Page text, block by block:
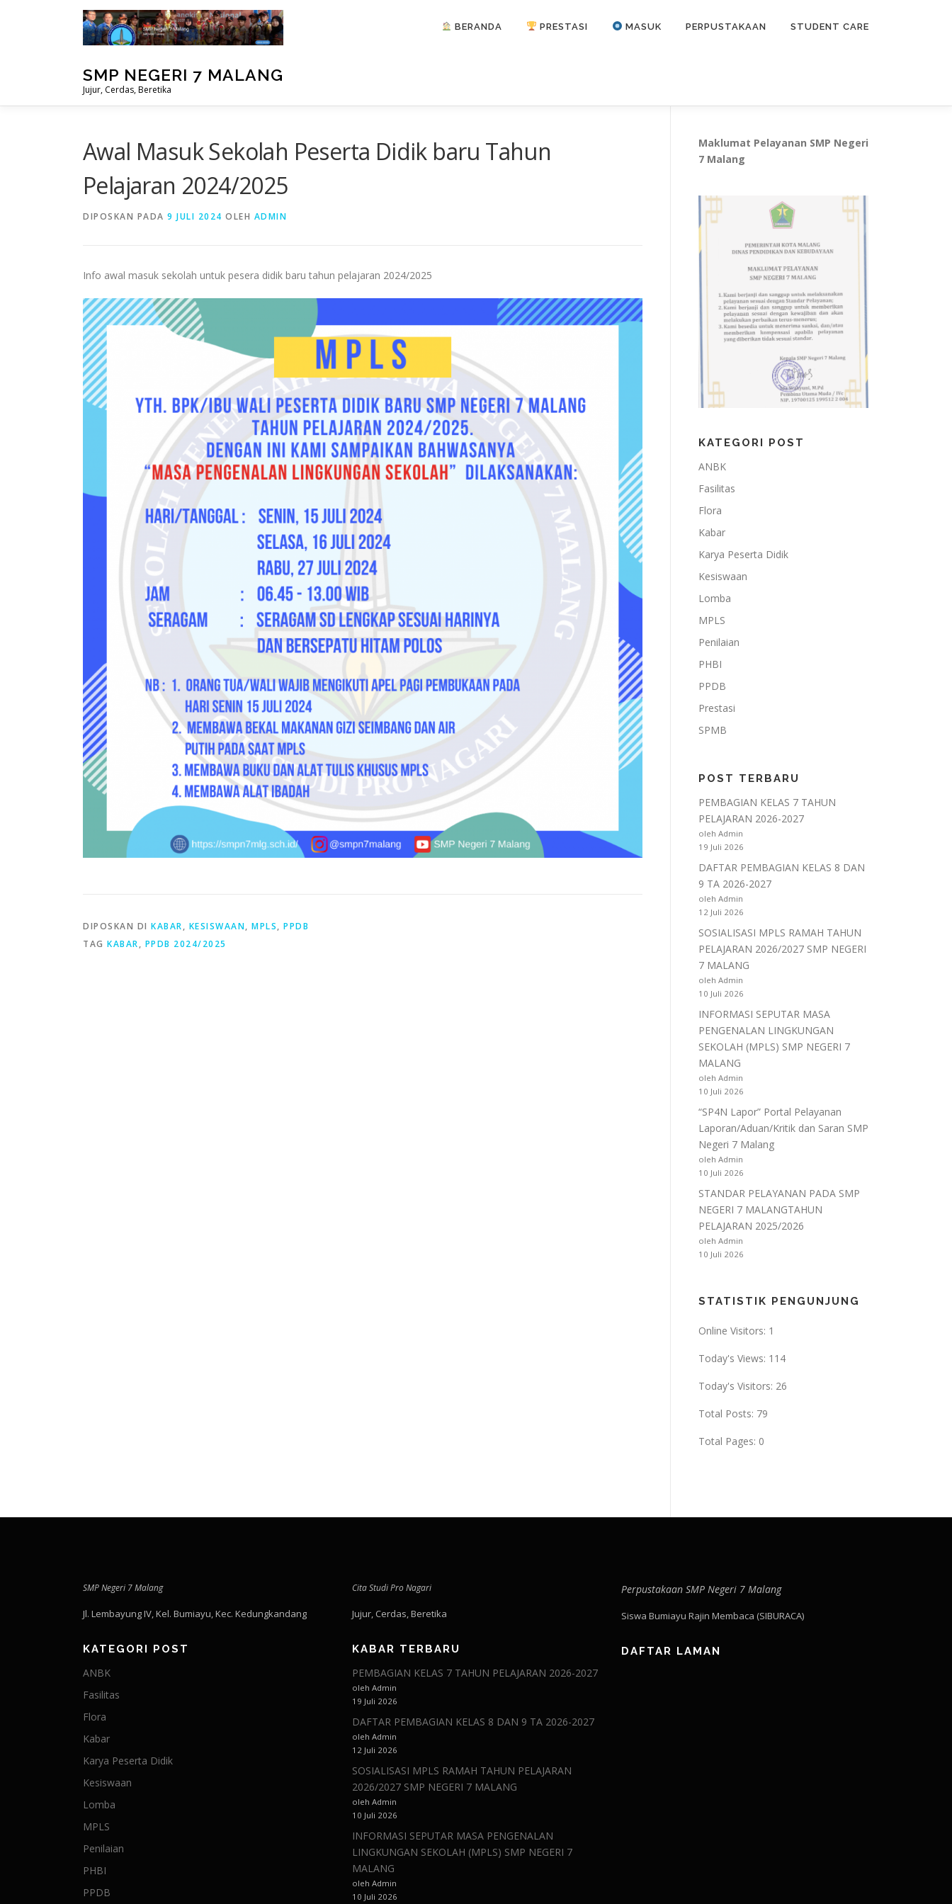
SMP NEGERI 7 MALANG
Jujur, Cerdas, Beretika
BERANDA PRESTASI MASUK PERPUSTAKAAN STUDENT CARE
Awal Masuk Sekolah Peserta Didik baru Tahun
Pelajaran 2024/2025
DIPOSKAN PADA 9 JULI 2024 OLEH ADMIN
Info awal masuk sekolah untuk pesera didik baru tahun pelajaran 2024/2025
DIPOSKAN DI KABAR, KESISWAAN, MPLS, PPDB
TAG KABAR, PPDB 2024/2025
Maklumat Pelayanan SMP Negeri
7 Malang
KATEGORI POST
ANBK
Fasilitas
Flora
Kabar
Karya Peserta Didik
Kesiswaan
Lomba
MPLS
Penilaian
PHBI
PPDB
Prestasi
SPMB
POST TERBARU
PEMBAGIAN KELAS 7 TAHUN
PELAJARAN 2026-2027
oleh Admin
19 Juli 2026
DAFTAR PEMBAGIAN KELAS 8 DAN
9 TA 2026-2027
oleh Admin
12 Juli 2026
SOSIALISASI MPLS RAMAH TAHUN
PELAJARAN 2026/2027 SMP NEGERI
7 MALANG
oleh Admin
10 Juli 2026
INFORMASI SEPUTAR MASA
PENGENALAN LINGKUNGAN
SEKOLAH (MPLS) SMP NEGERI 7
MALANG
oleh Admin
10 Juli 2026
“SP4N Lapor” Portal Pelayanan
Laporan/Aduan/Kritik dan Saran SMP
Negeri 7 Malang
oleh Admin
10 Juli 2026
STANDAR PELAYANAN PADA SMP
NEGERI 7 MALANGTAHUN
PELAJARAN 2025/2026
oleh Admin
10 Juli 2026
STATISTIK PENGUNJUNG
Online Visitors: 1
Today's Views: 114
Today's Visitors: 26
Total Posts: 79
Total Pages: 0
SMP Negeri 7 Malang
Jl. Lembayung IV, Kel. Bumiayu, Kec. Kedungkandang
KATEGORI POST
ANBK
Fasilitas
Flora
Kabar
Karya Peserta Didik
Kesiswaan
Lomba
MPLS
Penilaian
PHBI
PPDB
Cita Studi Pro Nagari
Jujur, Cerdas, Beretika
KABAR TERBARU
PEMBAGIAN KELAS 7 TAHUN PELAJARAN 2026-2027
oleh Admin
19 Juli 2026
DAFTAR PEMBAGIAN KELAS 8 DAN 9 TA 2026-2027
oleh Admin
12 Juli 2026
SOSIALISASI MPLS RAMAH TAHUN PELAJARAN
2026/2027 SMP NEGERI 7 MALANG
oleh Admin
10 Juli 2026
INFORMASI SEPUTAR MASA PENGENALAN
LINGKUNGAN SEKOLAH (MPLS) SMP NEGERI 7
MALANG
oleh Admin
10 Juli 2026
Perpustakaan SMP Negeri 7 Malang
Siswa Bumiayu Rajin Membaca (SIBURACA)
DAFTAR LAMAN